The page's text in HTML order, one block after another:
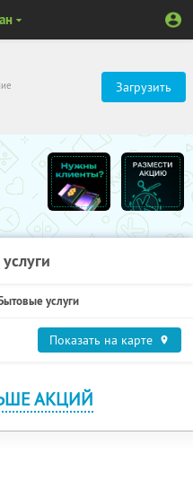
Загрузить
услуги
Показать на карте
АКЦИЙ